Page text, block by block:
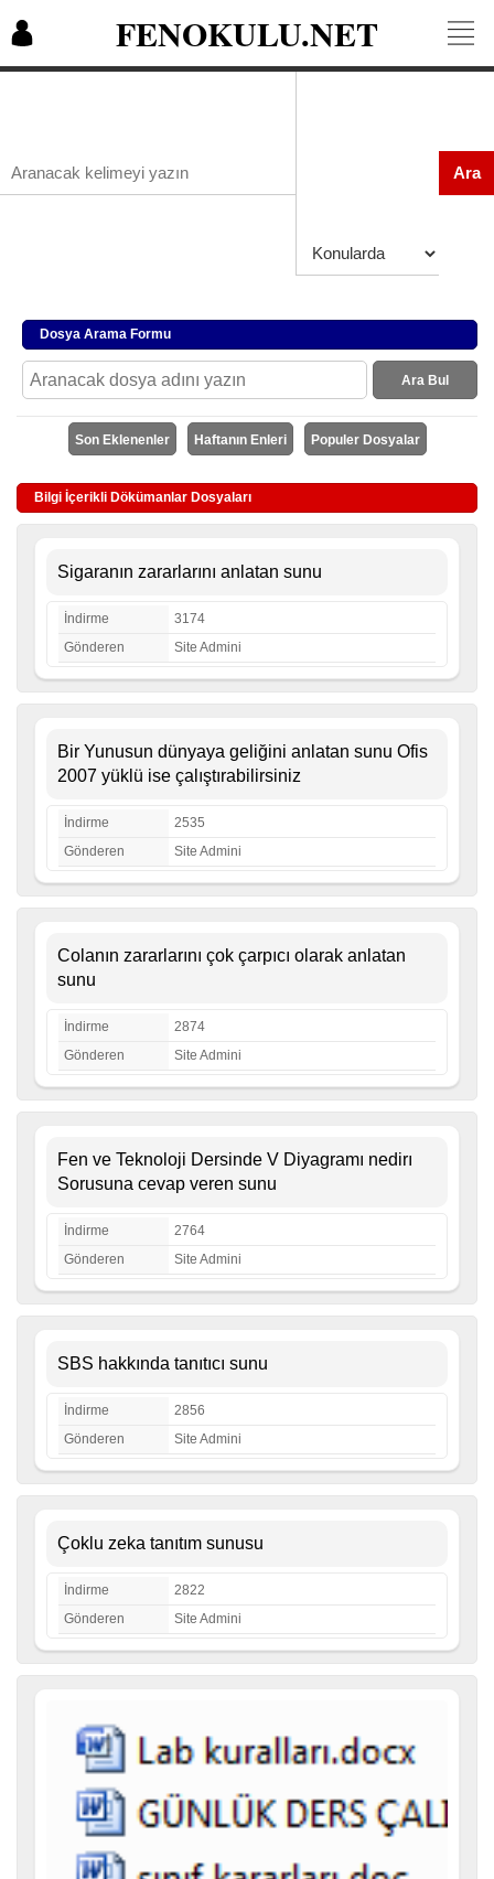
FENOKULU.NET
Ara
Dosya Arama Formu
Ara Bul
Son Eklenenler Haftanın Enleri Populer Dosyalar
Bilgi İçerikli Dökümanlar Dosyaları
Sigaranın zararlarını anlatan sunu
İndirme
3174
Gönderen
Site Admini
Bir Yunusun dünyaya geliğini anlatan sunu Ofis
2007 yüklü ise çalıştırabilirsiniz
İndirme
2535
Gönderen
Site Admini
Colanın zararlarını çok çarpıcı olarak anlatan
sunu
İndirme
2874
Gönderen
Site Admini
Fen ve Teknoloji Dersinde V Diyagramı nedirı
Sorusuna cevap veren sunu
İndirme
2764
Gönderen
Site Admini
SBS hakkında tanıtıcı sunu
İndirme
2856
Gönderen
Site Admini
Çoklu zeka tanıtım sunusu
İndirme
2822
Gönderen
Site Admini